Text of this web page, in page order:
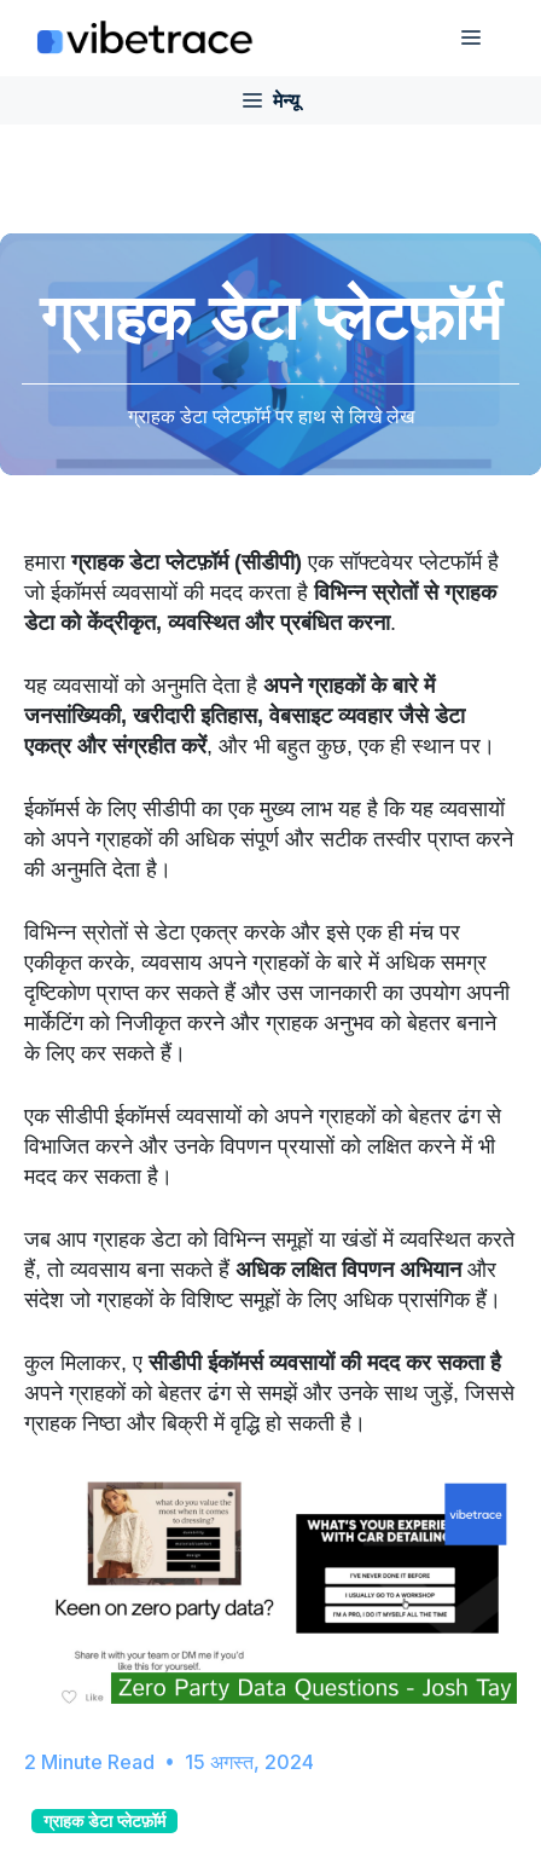
छोड़कर
मेन्यू
मेन्यू
ग्राहक डेटा प्लेटफ़ॉर्म
ग्राहक डेटा प्लेटफ़ॉर्म पर हाथ से लिखे लेख
हमाराग्राहक डेटा प्लेटफ़ॉर्म (सीडीपी) एक सॉफ्टवेयर प्लेटफॉर्म है
जो ईकॉमर्स व्यवसायों की मदद करता हैविभिन्न स्रोतों से ग्राहक
डेटा को केंद्रीकृत, व्यवस्थित और प्रबंधित करना.
यह व्यवसायों को अनुमति देता है अपने ग्राहकों के बारे में
जनसांख्यिकी, खरीदारी इतिहास, वेबसाइट व्यवहार जैसे डेटा
एकत्र और संग्रहीत करें, और भी बहुत कुछ, एक ही स्थान पर।
ईकॉमर्स के लिए सीडीपी का एक मुख्य लाभ यह है कि यह व्यवसायों
को अपने ग्राहकों की अधिक संपूर्ण और सटीक तस्वीर प्राप्त करने
की अनुमति देता है।
विभिन्न स्रोतों से डेटा एकत्र करके और इसे एक ही मंच पर
एकीकृत करके, व्यवसाय अपने ग्राहकों के बारे में अधिक समग्र
दृष्टिकोण प्राप्त कर सकते हैं और उस जानकारी का उपयोग अपनी
मार्केटिंग को निजीकृत करने और ग्राहक अनुभव को बेहतर बनाने
के लिए कर सकते हैं।
एक सीडीपी ईकॉमर्स व्यवसायों को अपने ग्राहकों को बेहतर ढंग से
विभाजित करने और उनके विपणन प्रयासों को लक्षित करने में भी
मदद कर सकता है।
जब आप ग्राहक डेटा को विभिन्न समूहों या खंडों में व्यवस्थित करते
हैं, तो व्यवसाय बना सकते हैं अधिक लक्षित विपणन अभियानऔर
संदेश जो ग्राहकों के विशिष्ट समूहों के लिए अधिक प्रासंगिक हैं।
कुल मिलाकर, एसीडीपी ईकॉमर्स व्यवसायों की मदद कर सकता है
अपने ग्राहकों को बेहतर ढंग से समझें और उनके साथ जुड़ें, जिससे
ग्राहक निष्ठा और बिक्री में वृद्धि हो सकती है।
15 अगस्त, 2024
ग्राहक डेटा प्लेटफ़ॉर्म